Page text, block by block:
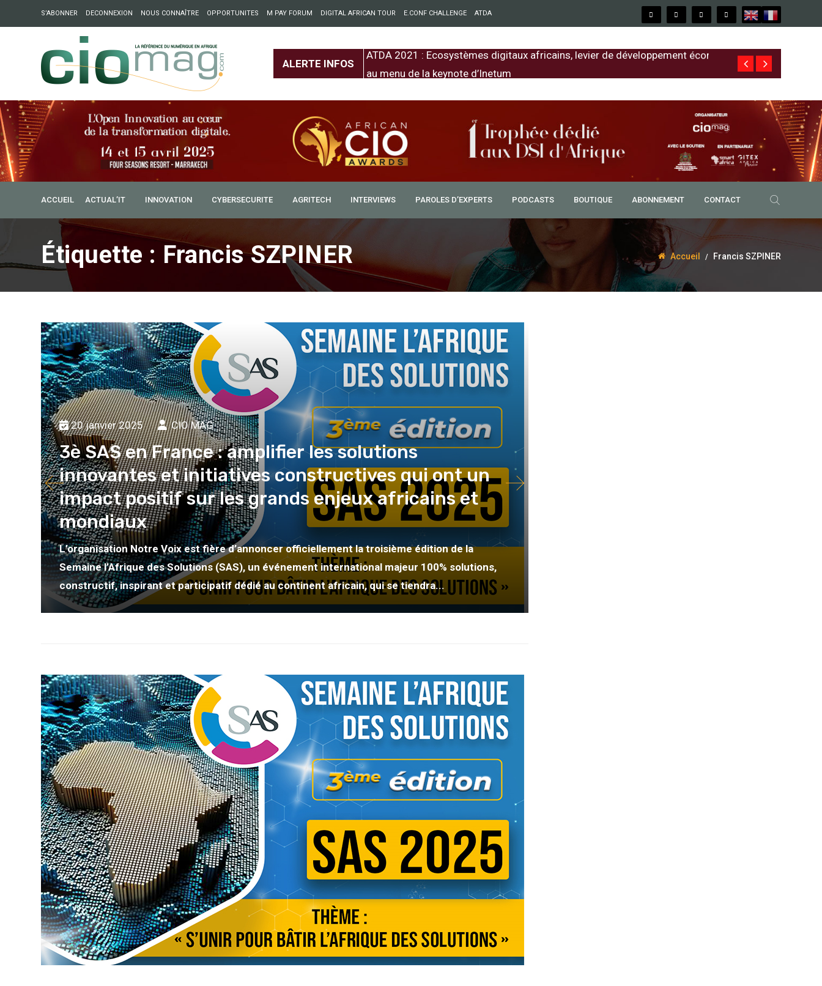
S’ABONNER DECONNEXION NOUS CONNAÎTRE OPPORTUNITES M PAY FORUM DIGITAL AFRICAN TOUR E.CONF CHALLENGE ATDA
ALERTE INFOS
: Partech Shaker lance Chapter54 pour créer des ponts entre l’Europe et
ATDA 2021 : Ecosystèmes digitaux africains, levier de développement économique
au menu de la keynote d’Inetum
Free au
ACCUEIL ACTUAL’IT INNOVATION CYBERSECURITE AGRITECH INTERVIEWS PAROLES D’EXPERTS PODCASTS BOUTIQUE ABONNEMENT CONTACT
Étiquette : Francis SZPINER Accueil Francis SZPINER
20 janvier 2025 CIO MAG
3è SAS en France : amplifier les solutions
innovantes et initiatives constructives qui ont un
impact positif sur les grands enjeux africains et
mondiaux
L’organisation Notre Voix est fière d’annoncer officiellement la troisième édition de la
Semaine l’Afrique des Solutions (SAS), un événement international majeur 100% solutions,
constructif, inspirant et participatif dédié au continent africain, qui se tiendra...